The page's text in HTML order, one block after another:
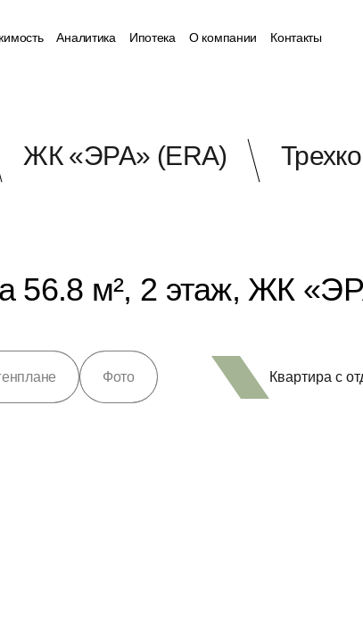
Аналитика Ипотека О компании Контакты
ЖК «ЭРА» (ERA)
56.8 м², 2 этаж, ЖК
Фото Квартира с